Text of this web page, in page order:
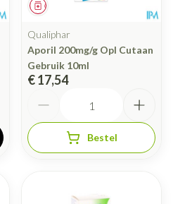
Geneesmiddel
Qualiphar
Aporil 200mg/g Opl Cutaan
Gebruik 10ml
€ 17,54
Bestel